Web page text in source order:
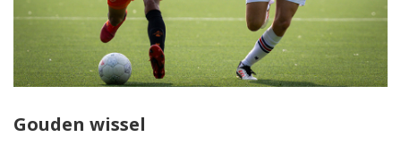
Gouden wissel